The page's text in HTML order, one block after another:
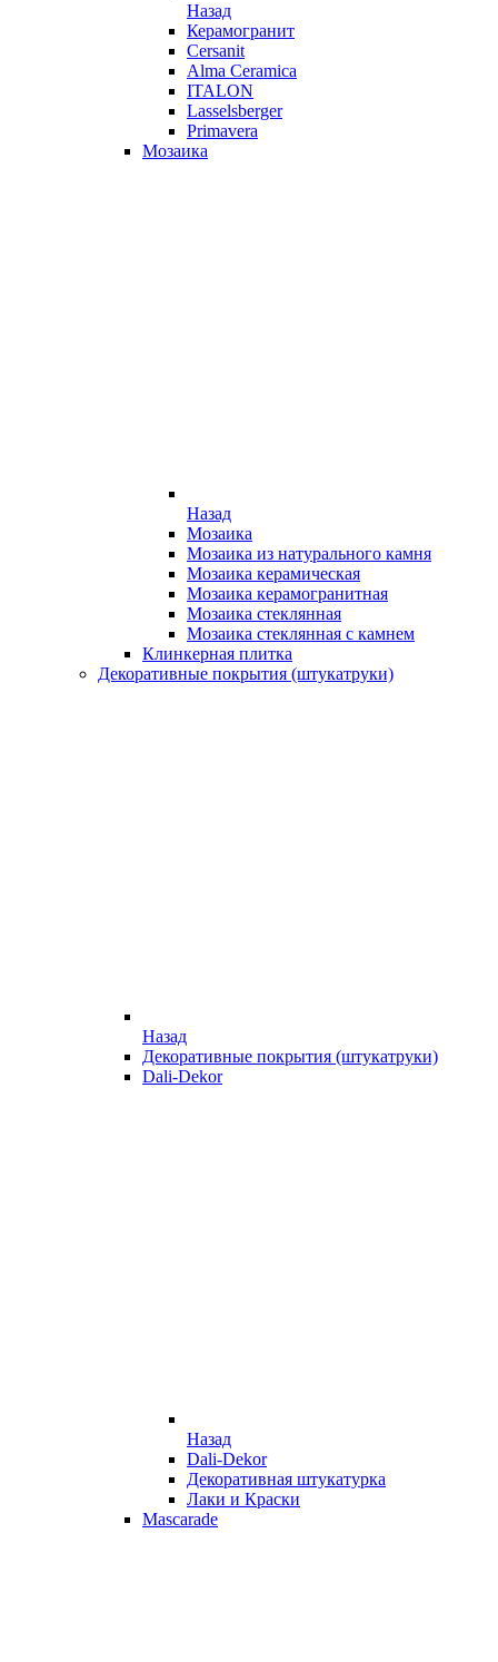
Назад
Керамогранит
Cersanit
Alma Ceramica
ITALON
Lasselsberger
Primavera
Мозаика
Назад
Мозаика
Мозаика из натурального камня
Мозаика керамическая
Мозаика керамогранитная
Мозаика стеклянная
Мозаика стеклянная с камнем
Клинкерная плитка
Декоративные покрытия (штукатруки)
Назад
Декоративные покрытия (штукатруки)
Dali-Dekor
Назад
Dali-Dekor
Декоративная штукатурка
Лаки и Краски
Mascarade